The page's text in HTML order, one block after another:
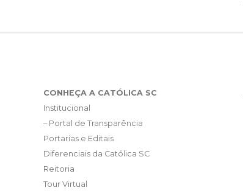
CONHEÇA A CATÓLICA SC
Institucional
– Portal de Transparência
Portarias e Editais
Diferenciais da Católica SC
Reitoria
Tour Virtual